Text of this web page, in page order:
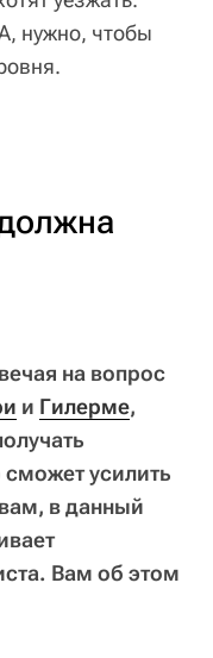
нужно, чтобы
на вопрос
и Гилерме,
сможет усилить
в данный
Вам об этом